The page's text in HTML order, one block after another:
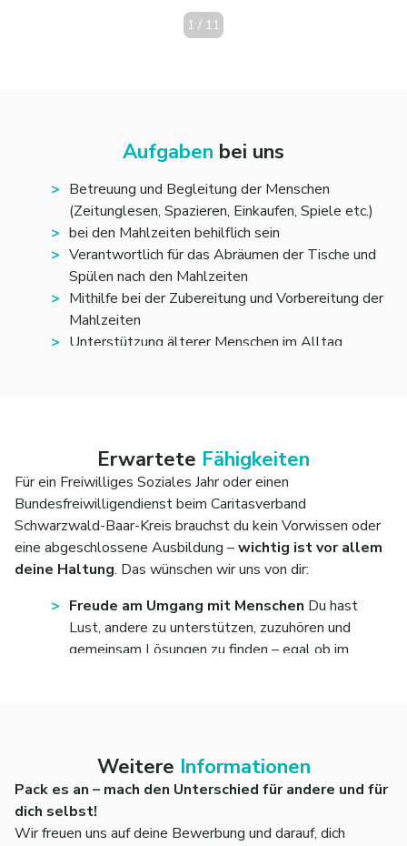
1 / 11
Aufgaben bei uns
Betreuung und Begleitung der Menschen
(Zeitunglesen, Spazieren, Einkaufen, Spiele etc.)
bei den Mahlzeiten behilflich sein
Verantwortlich für das Abräumen der Tische und
Spülen nach den Mahlzeiten
Mithilfe bei der Zubereitung und Vorbereitung der
Mahlzeiten
Unterstützung älterer Menschen im Alltag
Erwartete Fähigkeiten
Für ein Freiwilliges Soziales Jahr oder einen
Bundesfreiwilligendienst beim Caritasverband
Schwarzwald-Baar-Kreis brauchst du kein Vorwissen oder
eine abgeschlossene Ausbildung –wichtig ist vor allem
deine Haltung. Das wünschen wir uns von dir:
Freude am Umgang mit Menschen Du hast
Lust, andere zu unterstützen, zuzuhören und
gemeinsam Lösungen zu finden – egal ob im
Verantwortung und kannst dich auf Absprachen
verlassen.
Lernbereitschaft & Offenheit
willst Neues ausprobieren und bist offen für
Weitere Informationen
Pack es an – mach den Unterschied für andere und für
dich selbst!
Wir freuen uns auf deine Bewerbung und darauf, dich